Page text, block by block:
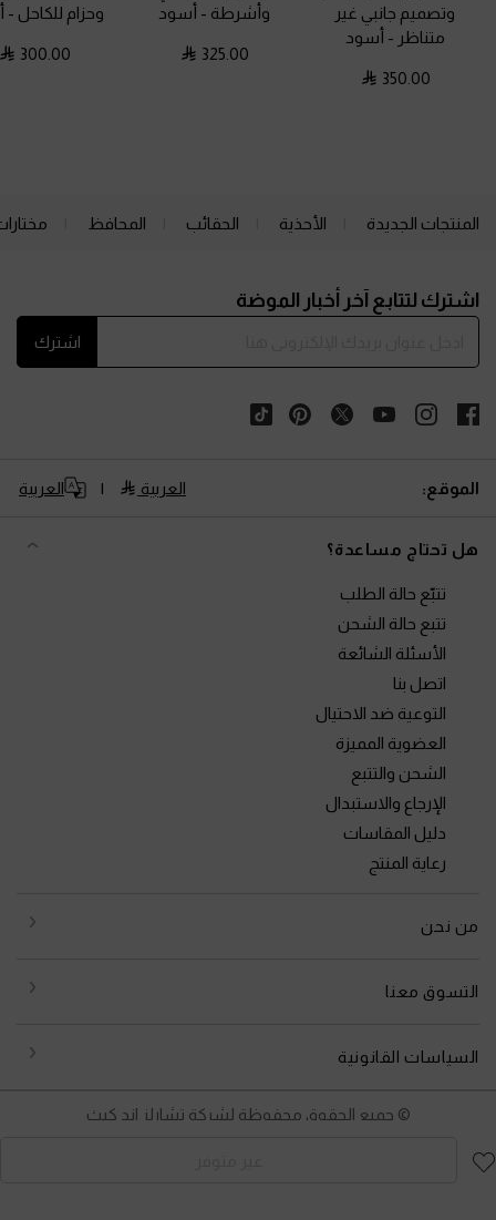
وتصميم جانبي غير
متناظر - أسود
350.00
وأشرطة - أسود
325.00
وحزام للكاحل -
300.00
المنتجات الجديدة الأحذية الحقائب المحافظ
اشترك لتتابع آخر أخبار الموضة
اشترك
الموقع: العربية العربية
هل تحتاج مساعدة؟
تتبّع حالة الطلب
تتبع حالة الشحن
الأسئلة الشائعة
اتصل بنا
التوعية ضد الاحتيال
العضوية المميزة
الشحن والتتبع
الإرجاع والاستبدال
دليل المقاسات
رعاية المنتج
من نحن
التسوق معنا
السياسات القانونية
© جميع الحقوق محفوظة لشركة تشارلز اند كيث